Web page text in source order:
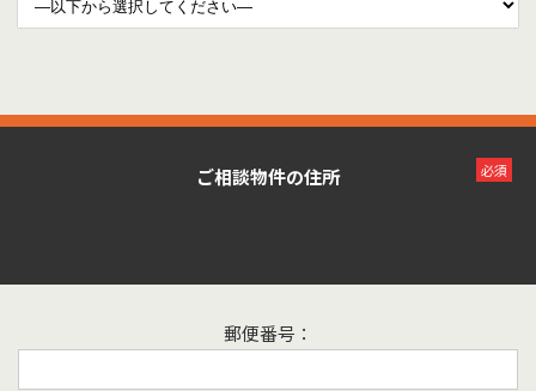
ご相談物件の住所 必須
郵便番号：